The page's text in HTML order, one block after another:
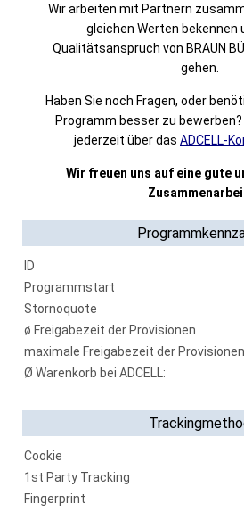
Wir arbeiten mit Partnern
gleichen Werten bekennen
Qualitätsanspruch von BRAUN
gehen.
Haben Sie noch Fragen, oder
Programm besser zu
jederzeit über das ADCELL-
Wir freuen uns auf eine gute
ID
Programmstart
Stornoquote
ø Freigabezeit der Provisionen
maximale Freigabezeit der Provisionen
Ø Warenkorb bei ADCELL:
Cookie
1st Party Tracking
Fingerprint